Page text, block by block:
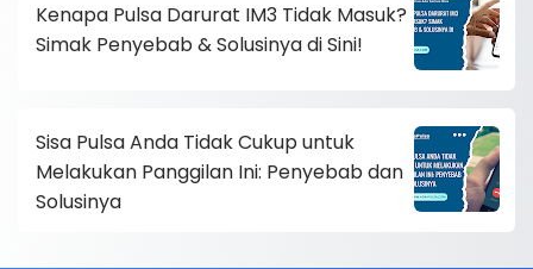
Kenapa Pulsa Darurat IM3 Tidak Masuk?
Simak Penyebab & Solusinya di Sini!
Sisa Pulsa Anda Tidak Cukup untuk
Melakukan Panggilan Ini: Penyebab dan
Solusinya